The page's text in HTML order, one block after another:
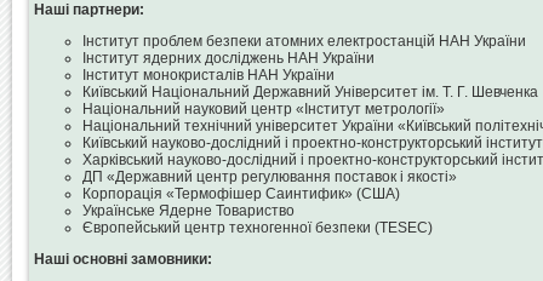
Наші партнери:
Інститут проблем безпеки атомних електростанцій НАН України
Інститут ядерних досліджень НАН України
Інститут монокристалів НАН України
Київський Національний Державний Університет ім. Т. Г. Шевченка
Національний науковий центр «Інститут метрології»
Національний технічний університет України «Київський
Київський науково-дослідний і проектно-конструкторський
Харківський науково-дослідний і проектно-конструкторський
ДП «Державний центр регулювання поставок і якості»
Корпорація «Термофішер Саинтифик» (США)
Українське Ядерне Товариство
Європейський центр техногенної безпеки (TESEC)
Наші основні замовники: